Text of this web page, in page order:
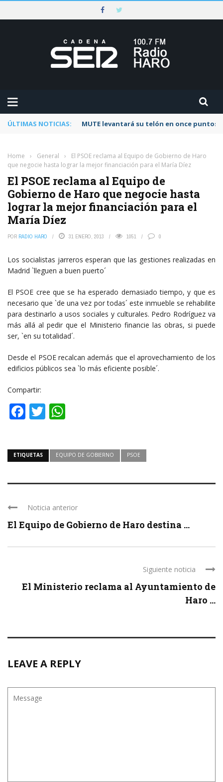
ÚLTIMAS NOTICIAS: MUTE levantará su telón en once puntos
Home › General ›
El PSOE reclama al Equipo de Gobierno de Haro
que negocie hasta lograr la mejor financiación para el María Díez
El PSOE reclama al Equipo de
Gobierno de Haro que negocie hasta
lograr la mejor financiación para el
María Díez
POR RADIO HARO 31 ENERO, 2013 1051 0
Los socialistas jarreros esperan que las gestiones realizadas en
Madrid `lleguen a buen puerto´
El PSOE cree que se ha esperado demasiado tiempo, y que es
necesario que `de una vez por todas´ este inmueble se rehabilite
para destinarlo a usos sociales y culturales. Pedro Rodríguez va
más allá al pedir que el Ministerio financie las obras, si puede
ser, `en su totalidad´.
Desde el PSOE recalcan además que el aprovechamiento de los
edificios públicos sea `lo más eficiente posible´.
Compartir:
Facebook
Twitter
ETIQUETAS EQUIPO DE GOBIERNO PSOE
Noticia anterior
El Equipo de Gobierno de Haro destina ...
Siguiente noticia
El Ministerio reclama al Ayuntamiento de
Haro ...
LEAVE A REPLY